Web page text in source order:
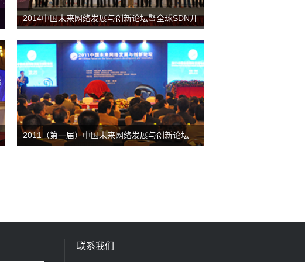
2014中国未来网络发展与创新论坛暨全球SDN开
放网络高峰会议
2011（第一届）中国未来网络发展与创新论坛
联系我们